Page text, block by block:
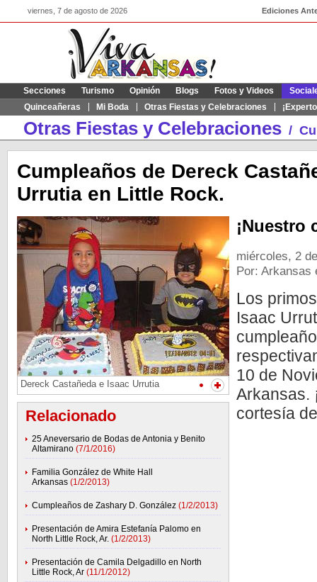
viernes, 7 de agosto de 2026 Ediciones
Secciones Turismo Opinión Blogs Fotos y Videos
Quinceañeras
Mi Boda Otras Fiestas y Celebraciones
Otras Fiestas y Celebraciones /
Cumpleaños de Dereck
Urrutia en Little Rock.
Dereck Castañeda e Isaac Urrutia
Relacionado
25 Aneversario de Bodas de Antonia y Benito
Altamirano (7/1/2016)
Familia González de White Hall
Arkansas (1/2/2013)
Cumpleaños de Zashary D. González (1/2/2013)
Presentación de Amira Estefanía Palomo en
North Little Rock, Ar. (1/2/2013)
Presentación de Camila Delgadillo en North
Little Rock, Ar (11/1/2012)
¡Nuestro
miércoles, 2
Por: Arkansas
Los
Isaac
10 de
Arkansas.
cortesía